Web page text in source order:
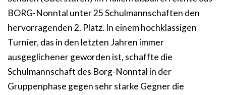
BORG-Nonntal unter 25 Schulmannschaften den
hervorragenden 2. Platz. In einem hochklassigen
Turnier, das in den letzten Jahren immer
ausgeglichener geworden ist, schaffte die
Schulmannschaft des Borg-Nonntal in der
Gruppenphase gegen sehr starke Gegner die